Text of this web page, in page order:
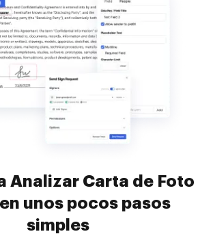
Analizar Carta de Foto
unos pocos pasos
simples